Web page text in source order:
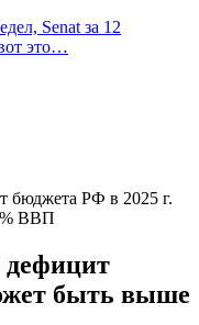
Senat за 12
это…
бюджета РФ в 2025 г.
ВВП
дефицит
быть выше